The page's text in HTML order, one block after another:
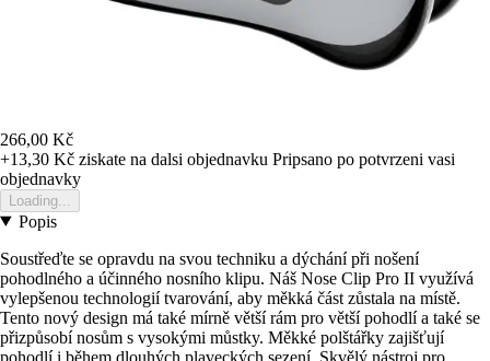
266,00 Kč
+13,30 Kč ziskate na dalsi objednavku Pripsano po potvrzeni vasi
objednavky
Loading...
Popis
Soustřeďte se opravdu na svou techniku a dýchání při nošení
pohodlného a účinného nosního klipu. Náš Nose Clip Pro II využívá
vylepšenou technologií tvarování, aby měkká část zůstala na místě.
Tento nový design má také mírně větší rám pro větší pohodlí a také se
přizpůsobí nosům s vysokými můstky. Měkké polštářky zajišťují
pohodlí i během dlouhých plaveckých sezení. Skvělý nástroj pro